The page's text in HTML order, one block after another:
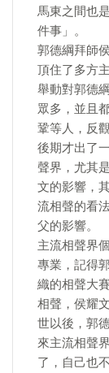
馬東之間也
件事」。
郭德綱拜師
頂住了多方
舉動對郭德
眾多，並且
鞏等人，反
後期才出了
聲界，尤其
文的影響，
流相聲的看
父的影響。
主流相聲界
專業，記得
織的相聲大
相聲，侯耀
世以後，郭
來主流相聲
了，自己也